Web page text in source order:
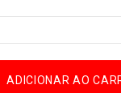
ADICIONAR AO